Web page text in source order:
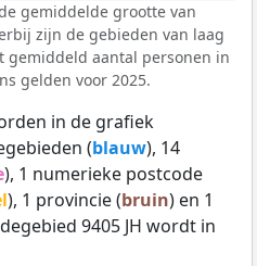
gemiddelde grootte van
zijn de gebieden van laag
gemiddeld aantal personen in
gelden voor 2025.
in de grafiek
(blauw), 14
), 1 numerieke postcode
), 1 provincie (bruin) en 1
9405 JH wordt in